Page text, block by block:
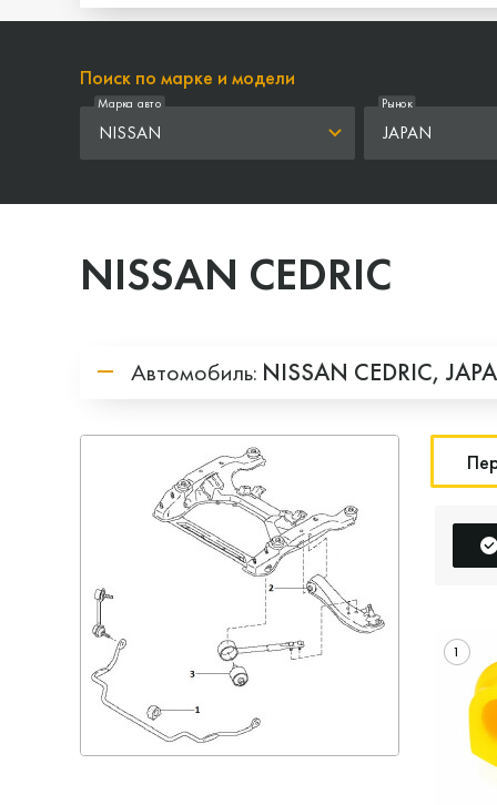
Поиск по марке и модели
NISSAN
Марка авто
JAPAN
Рынок
NISSAN CEDRIC
Автомобиль: NISSAN CEDRIC,
1